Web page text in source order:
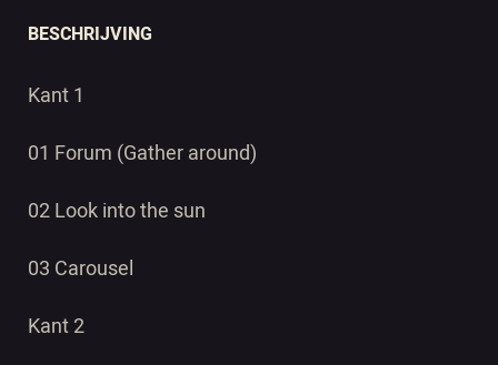
BESCHRIJVING
Kant 1
01 Forum (Gather around)
02 Look into the sun
03 Carousel
Kant 2